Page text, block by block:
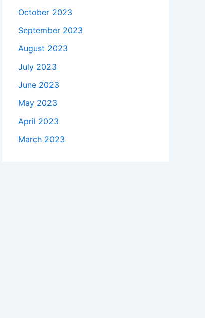
October 2023
September 2023
August 2023
July 2023
June 2023
May 2023
April 2023
March 2023